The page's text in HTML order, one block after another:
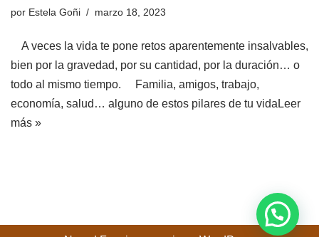
por Estela Goñi marzo 18, 2023
A veces la vida te pone retos aparentemente insalvables,
bien por la gravedad, por su cantidad, por la duración… o
todo al mismo tiempo. Familia, amigos, trabajo,
economía, salud… alguno de estos pilares de tu vida Leer
más »